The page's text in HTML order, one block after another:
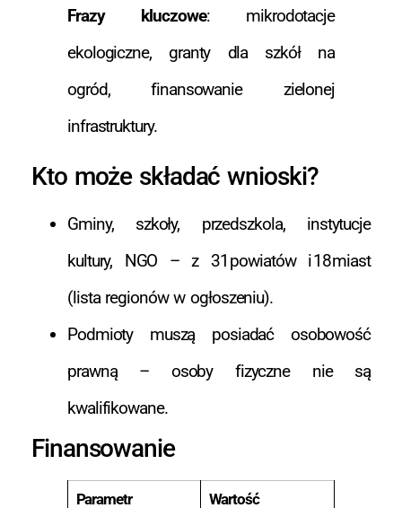
Frazy kluczowe: mikrodotacje
ekologiczne, granty dla szkół na
ogród, finansowanie zielonej
infrastruktury.
Kto może składać wnioski?
Gminy, szkoły, przedszkola, instytucje
kultury, NGO – z 31 powiatów i 18 miast
(lista regionów w ogłoszeniu).
Podmioty muszą posiadać osobowość
prawną – osoby fizyczne nie są
kwalifikowane.
Finansowanie
Parametr Wartość